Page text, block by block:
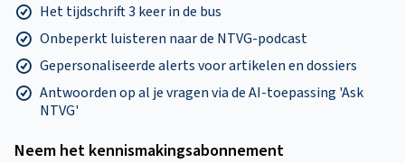
Het tijdschrift 3 keer in de bus
Onbeperkt luisteren naar de NTVG-podcast
Gepersonaliseerde alerts voor artikelen en dossiers
Antwoorden op al je vragen via de AI-toepassing 'Ask
NTVG'
Neem het kennismakings­abonnement